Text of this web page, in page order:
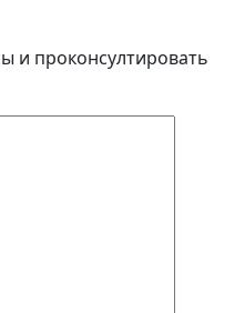
и проконсултировать